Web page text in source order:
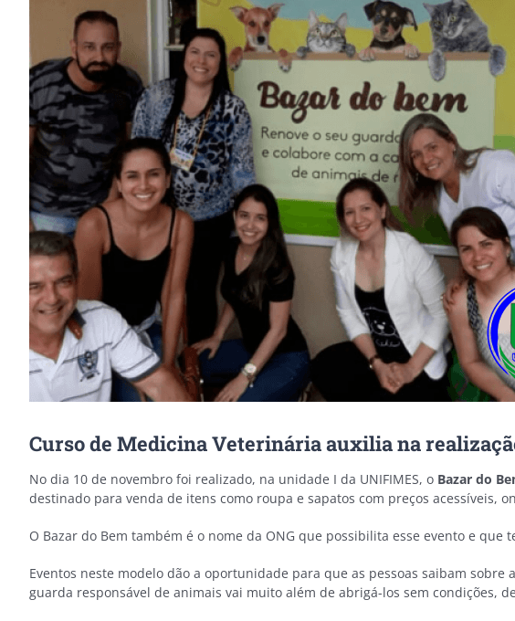
Curso de Medicina Veterinária auxilia na
No dia 10 de novembro foi realizado, na unidade I da UNIFIMES, o Bazar do
destinado para venda de itens como roupa e sapatos com preços acessíveis,
O Bazar do Bem também é o nome da ONG que possibilita esse evento e
Eventos neste modelo dão a oportunidade para que as pessoas saibam
guarda responsável de animais vai muito além de abrigá-los sem condições,